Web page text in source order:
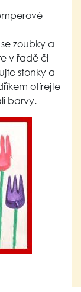
zoubky a
v řadě či
stonky a
otírejte
barvy.